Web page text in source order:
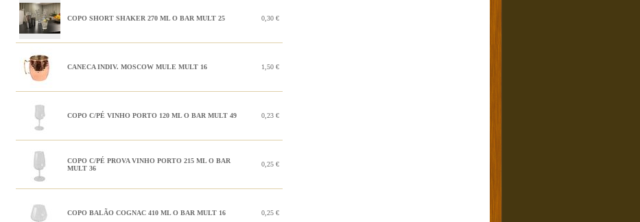
COPO SHORT SHAKER 270 ML O BAR MULT 25 0,30 €
CANECA INDIV. MOSCOW MULE MULT 16 1,50 €
COPO C/PÉ VINHO PORTO 120 ML O BAR MULT 49 0,23 €
COPO C/PÉ PROVA VINHO PORTO 215 ML O BAR
MULT 36
0,25 €
COPO BALÃO COGNAC 410 ML O BAR MULT 16 0,25 €